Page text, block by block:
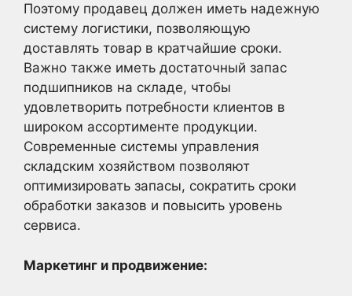
Поэтому продавец должен иметь надежную
систему логистики, позволяющую
доставлять товар в кратчайшие сроки.
Важно также иметь достаточный запас
подшипников на складе, чтобы
удовлетворить потребности клиентов в
широком ассортименте продукции.
Современные системы управления
складским хозяйством позволяют
оптимизировать запасы, сократить сроки
обработки заказов и повысить уровень
сервиса.
Маркетинг и продвижение: